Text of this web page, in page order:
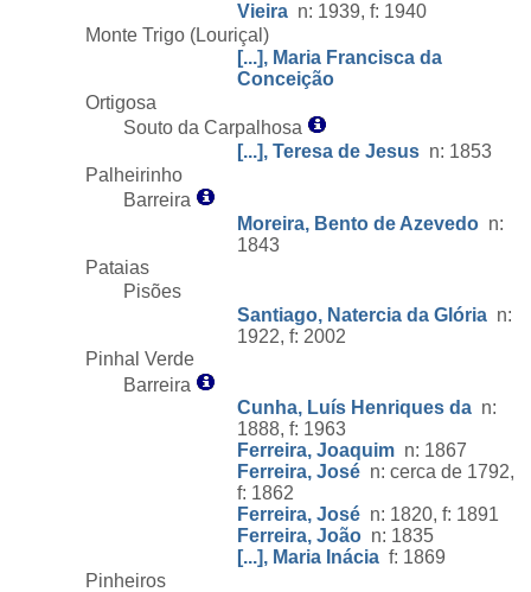
Vieira n: 1939, f: 1940
Monte Trigo (Louriçal)
[...], Maria Francisca da
Conceição
Ortigosa
Souto da Carpalhosa
[...], Teresa de Jesus n: 1853
Palheirinho
Barreira
Moreira, Bento de Azevedo n:
1843
Pataias
Pisões
Santiago, Natercia da Glória n:
1922, f: 2002
Pinhal Verde
Barreira
Cunha, Luís Henriques da n:
1888, f: 1963
Ferreira, Joaquim n: 1867
Ferreira, José n: cerca de 1792,
f: 1862
Ferreira, José n: 1820, f: 1891
Ferreira, João n: 1835
[...], Maria Inácia f: 1869
Pinheiros